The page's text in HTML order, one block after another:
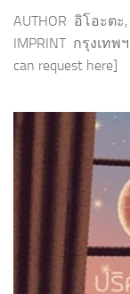
AUTHOR อิโอะตะ
IMPRINT กรุงเทพ
can request here]